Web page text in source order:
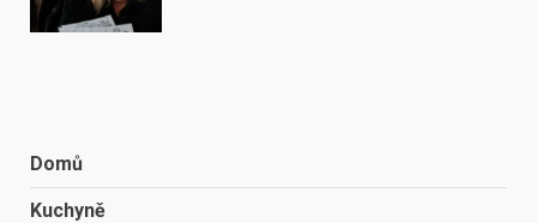
Domů
Kuchyně